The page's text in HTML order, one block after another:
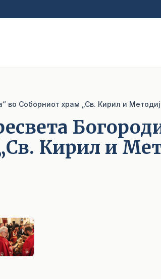
во Соборниот храм „Св. Кирил и
Кирил и